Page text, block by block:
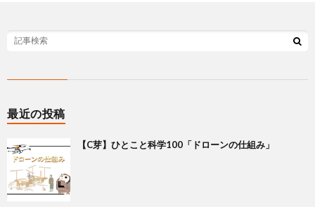
最近の投稿
【C芽】ひとこと科学100「ドローンの仕組み」